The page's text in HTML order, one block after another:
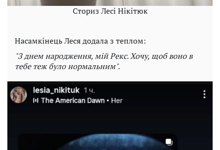
Сториз Лесі Нікітюк
Насамкінець Леся додала з теплом:
"З днем ​​народження, мій Рекс. Хочу, щоб воно в
тебе теж було нормальним".